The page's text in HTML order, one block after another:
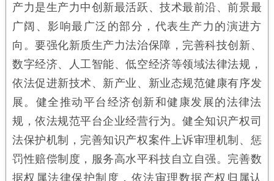
产力是生产力中创新最活跃、技术最前沿、前景最
广阔、影响最广泛的部分，代表生产力的演进方
向。要强化新质生产力法治保障，完善科技创新、
数字经济、人工智能、低空经济等领域法律法规，
依法促进新技术、新产业、新业态规范健康有序发
展。健全推动平台经济创新和健康发展的法律法
规，依法规范平台企业经营行为。健全知识产权司
法保护机制，完善知识产权案件上诉审理机制、惩
罚性赔偿制度，服务高水平科技自立自强。完善数
据权属法律保护制度，依法审理数据产权归属认